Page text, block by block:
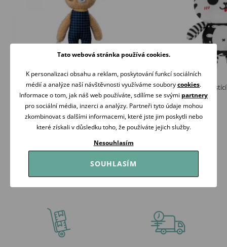
Taf Toys Závěsný chrastící Pejsek Daniel
249 Kč
Skladem
Koupit
Akuku Závěsná
Black&White
149 Kč
Skladem
Tato webová stránka používá cookies.
K personalizaci obsahu a reklam, poskytování funkcí sociálních
médií a analýze naší návštěvnosti využíváme souborycookies.
Informace o tom, jak náš web používáte, sdílíme se svými partnery
pro sociální média, inzerci a analýzy. Partneři tyto údaje mohou
zkombinovat s dalšími informacemi, které jste jim poskytli nebo
které získali v důsledku toho, že používáte jejich služby.
Nesouhlasím
SOUHLASÍM